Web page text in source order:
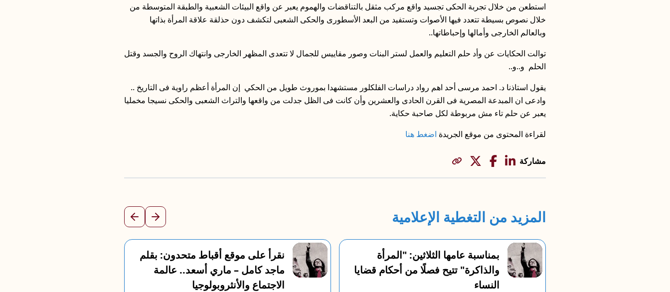
استطعن من خلال تجربة الحكى تجسيد واقع مركب مثقل بالتناقضات والهموم يعبر عن واقع البيئات الشعبية والطبقة المتوسطة من
خلال نصوص بسيطة تتعدد فيها الأصوات وتستفيد من البعد الأسطورى والحكى الشعبى لتكشف دون حذلقة علاقة المرأة بذاتها
وبالعالم الخارجى وأمالها وإحباطاتها..
توالت الحكايات عن وأد حلم التعليم والعمل لستر البنات وصور مقاييس للجمال لا تتعدى المظهر الخارجى وانتهاك الروح والجسد وقتل
الحلم و..و..
يقول استاذنا د. احمد مرسى أحد اهم رواد دراسات الفلكلور مستشهدا بموروث طويل من الحكي إن المرأة أعظم راوية فى التاريخ ..
وادعى ان المبدعة المصرية فى القرن الحادى والعشرين وأن كانت فى الظل جدلت من واقعها والتراث الشعبى والحكى نسيجا مخمليا
يعبر عن حلم تاء مش مربوطة لكل صاحبة حكاية.
لقراءة المحتوى من موقع الجريدة اضغط هنا
مشاركة
المزيد من التغطية الإعلامية
بمناسبة عامها الثلاثين: "المرأة
والذاكرة" تتيح فصلًا من أحكام قضايا
النساء
نقرأ على موقع أقباط متحدون: بقلم
ماجد كامل – ماري أسعد.. عالمة
الاجتماع والأنثروبولوجيا
السابق التالي